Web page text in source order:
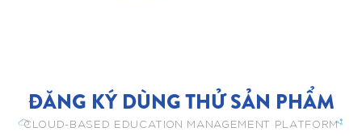
ĐĂNG KÝ DÙNG THỬ SẢN PHẨM
CLOUD-BASED EDUCATION MANAGEMENT PLATFORM